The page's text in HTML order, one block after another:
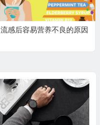
流感后容易营养不良的原因